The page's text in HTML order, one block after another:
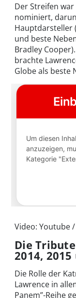
Der Streifen
nominiert,
Hauptdarsteller
und beste
Bradley
brachte
Globe als beste
Video: Youtube /
Die
2014,
Die Rolle der
Lawrence in
Panem”-Reihe